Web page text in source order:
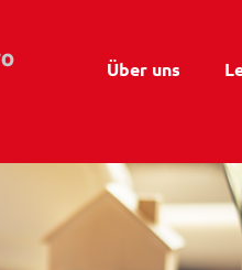
Über uns